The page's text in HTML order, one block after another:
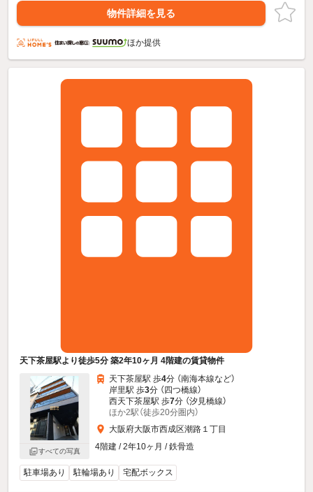
物件詳細を見る
ほか提供
天下茶屋駅より徒歩5分 築2年10ヶ月 4階建の賃貸物件
すべての写真
天下茶屋駅 歩4分 （南海本線など）
岸里駅 歩3分 （四つ橋線）
西天下茶屋駅 歩7分 （汐見橋線）
ほか2駅（徒歩20分圏内）
大阪府大阪市西成区潮路１丁目
4階建 / 2年10ヶ月 / 鉄骨造
駐車場あり 駐輪場あり 宅配ボックス